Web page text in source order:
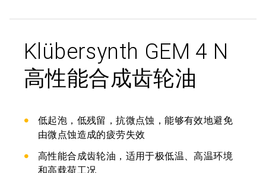
Klübersynth GEM 4 N
高性能合成齿轮油
低起泡，低残留，抗微点蚀，能够有效地避免
由微点蚀造成的疲劳失效
高性能合成齿轮油，适用于极低温、高温环境
和高载荷工况